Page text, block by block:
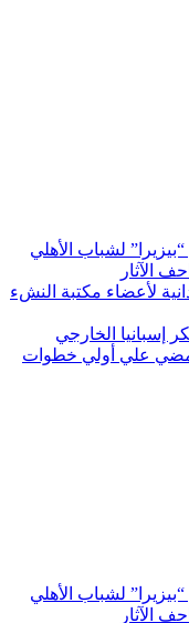
لشباب الأهلي
الآثار
لأعضاء مكتبة النشء
إسبانيا الخارجي
شباب الاتحاد السكندري 2007 يمضي علي أولي خطوات
لشباب الأهلي
الآثار